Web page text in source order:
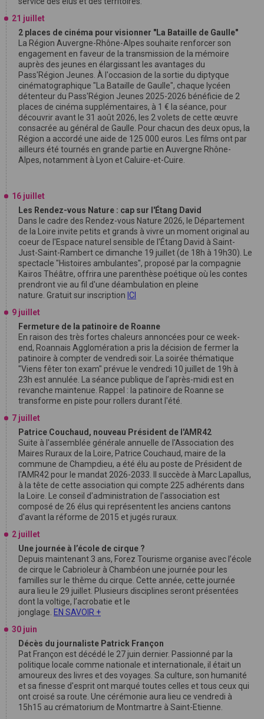
21 juillet
2 places de cinéma pour visionner "La Bataille de Gaulle"
La Région Auvergne-Rhône-Alpes souhaite renforcer son
engagement en faveur de la transmission de la mémoire
auprès des jeunes en élargissant les avantages du
Pass'Région Jeunes. À l'occasion de la sortie du diptyque
cinématographique "La Bataille de Gaulle", chaque lycéen
détenteur du Pass'Région Jeunes 2025-2026 bénéficie de 2
places de cinéma supplémentaires, à 1 € la séance, pour
découvrir avant le 31 août 2026, les 2 volets de cette œuvre
consacrée au général de Gaulle. Pour chacun des deux opus, la
Région a accordé une aide de 125 000 euros. Les films ont par
ailleurs été tournés en grande partie en Auvergne Rhône-
Alpes, notamment à Lyon et Caluire-et-Cuire.
16 juillet
Les Rendez-vous Nature : cap sur l'Étang David
Dans le cadre des Rendez-vous Nature 2026, le Département
de la Loire invite petits et grands à vivre un moment original au
coeur de l'Espace naturel sensible de l'Étang David à Saint-
Just-Saint-Rambert ce dimanche 19 juillet (de 18h à 19h30). Le
spectacle "Histoires ambulantes", proposé par la compagnie
Kaïros Théâtre, offrira une parenthèse poétique où les contes
prendront vie au fil d'une déambulation en pleine
nature. Gratuit sur inscription ICI
9 juillet
Fermeture de la patinoire de Roanne
En raison des très fortes chaleurs annoncées pour ce week-
end, Roannais Agglomération a pris la décision de fermer la
patinoire à compter de vendredi soir. La soirée thématique
"Viens fêter ton exam" prévue le vendredi 10 juillet de 19h à
23h est annulée. La séance publique de l’après-midi est en
revanche maintenue. Rappel : la patinoire de Roanne se
transforme en piste pour rollers durant l'été.
7 juillet
Patrice Couchaud, nouveau Président de l'AMR42
Suite à l'assemblée générale annuelle de l'Association des
Maires Ruraux de la Loire, Patrice Couchaud, maire de la
commune de Champdieu, a été élu au poste de Président de
l'AMR42 pour le mandat 2026-2033. Il succède à Marc Lapallus,
à la tête de cette association qui compte 225 adhérents dans
la Loire. Le conseil d'administration de l'association est
composé de 26 élus qui représentent les anciens cantons
d'avant la réforme de 2015 et jugés ruraux.
2 juillet
Une journée à l’école de cirque ?
Depuis maintenant 3 ans, Forez Tourisme organise avec l’école
de cirque le Cabrioleur à Chambéon une journée pour les
familles sur le thême du cirque. Cette année, cette journée
aura lieu le 29 juillet. Plusieurs disciplines seront présentées
dont la voltige, l’acrobatie et le
jonglage. EN SAVOIR +
30 juin
Décès du journaliste Patrick Françon
Pat Françon est décédé le 27 juin dernier. Passionné par la
politique locale comme nationale et internationale, il était un
amoureux des livres et des voyages. Sa culture, son humanité
et sa finesse d'esprit ont marqué toutes celles et tous ceux qui
ont croisé sa route. Une cérémonie aura lieu ce vendredi à
15h15 au crématorium de Montmartre à Saint-Etienne.